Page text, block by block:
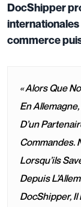
DocShipper
commerce
« Alors Que
En
D’un
Commandes.
Lorsqu’ils
Depuis
DocShipper, Il